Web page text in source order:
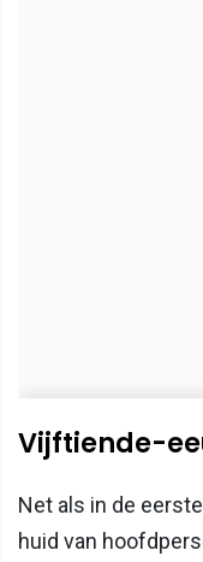
Vijftiende-
Net als in de
huid van